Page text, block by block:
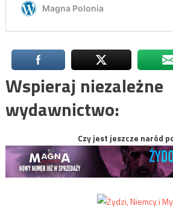
Wspieraj niezależne
wydawnictwo:
Czy jest jeszcze naród